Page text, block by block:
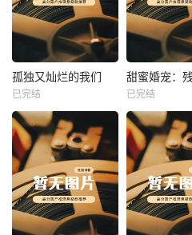
热播
未知
孤独又灿烂的我们
已完结
热播
未知
已完结